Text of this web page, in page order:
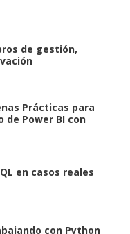
de gestión,
Prácticas para
de Power BI con
en casos reales
con Python